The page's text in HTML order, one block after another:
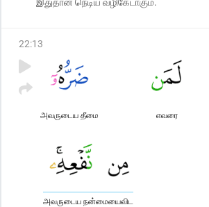
22:13
எவரை
அவருடைய தீமை
அவருடைய நன்மையைவிட